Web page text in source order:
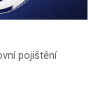
pojištění